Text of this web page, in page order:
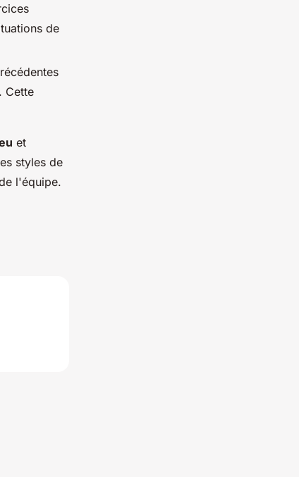
de
Cette
et
styles de
l'équipe.